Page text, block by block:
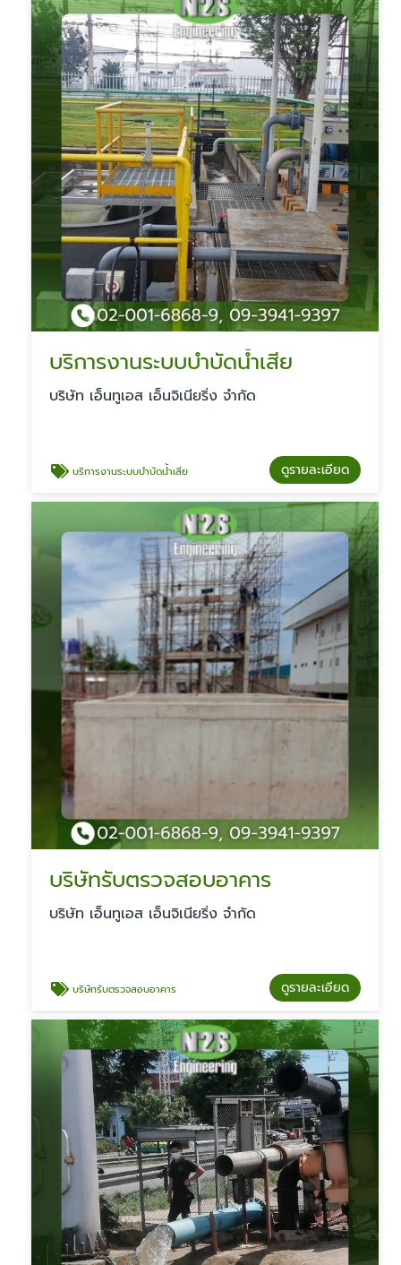
บริการงานระบบบำบัดน้ำเสีย
บริษัท เอ็นทูเอส เอ็นจิเนียริ่ง จำกัด
บริการงานระบบบำบัดน้ำเสีย ดูรายละเอียด
บริษัทรับตรวจสอบอาคาร
บริษัท เอ็นทูเอส เอ็นจิเนียริ่ง จำกัด
บริษัทรับตรวจสอบอาคาร ดูรายละเอียด